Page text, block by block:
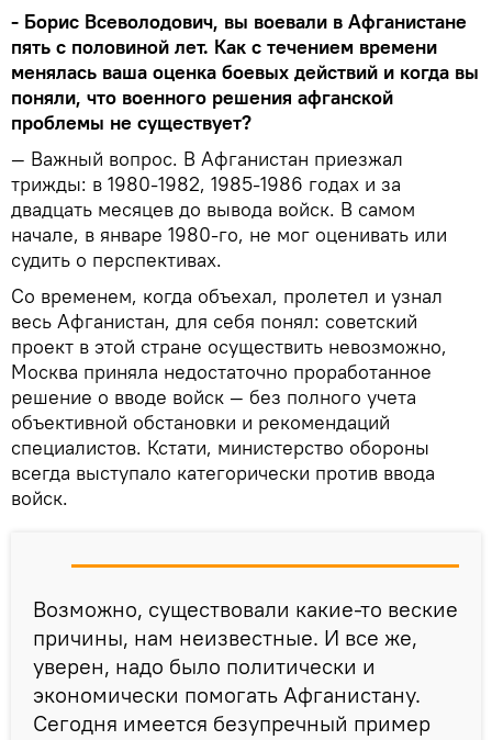
- Борис Всеволодович, вы воевали в Афганистане
пять с половиной лет. Как с течением времени
менялась ваша оценка боевых действий и когда вы
поняли, что военного решения афганской
проблемы не существует?
— Важный вопрос. В Афганистан приезжал
трижды: в 1980-1982, 1985-1986 годах и за
двадцать месяцев до вывода войск. В самом
начале, в январе 1980-го, не мог оценивать или
судить о перспективах.
Со временем, когда объехал, пролетел и узнал
весь Афганистан, для себя понял: советский
проект в этой стране осуществить невозможно,
Москва приняла недостаточно проработанное
решение о вводе войск — без полного учета
объективной обстановки и рекомендаций
специалистов. Кстати, министерство обороны
всегда выступало категорически против ввода
войск.
Возможно, существовали какие-то веские
причины, нам неизвестные. И все же,
уверен, надо было политически и
экономически помогать Афганистану.
Сегодня имеется безупречный пример